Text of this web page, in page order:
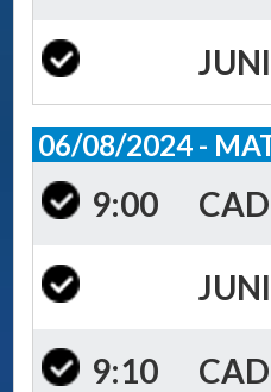
06/08/2024 -
9:00
9:10